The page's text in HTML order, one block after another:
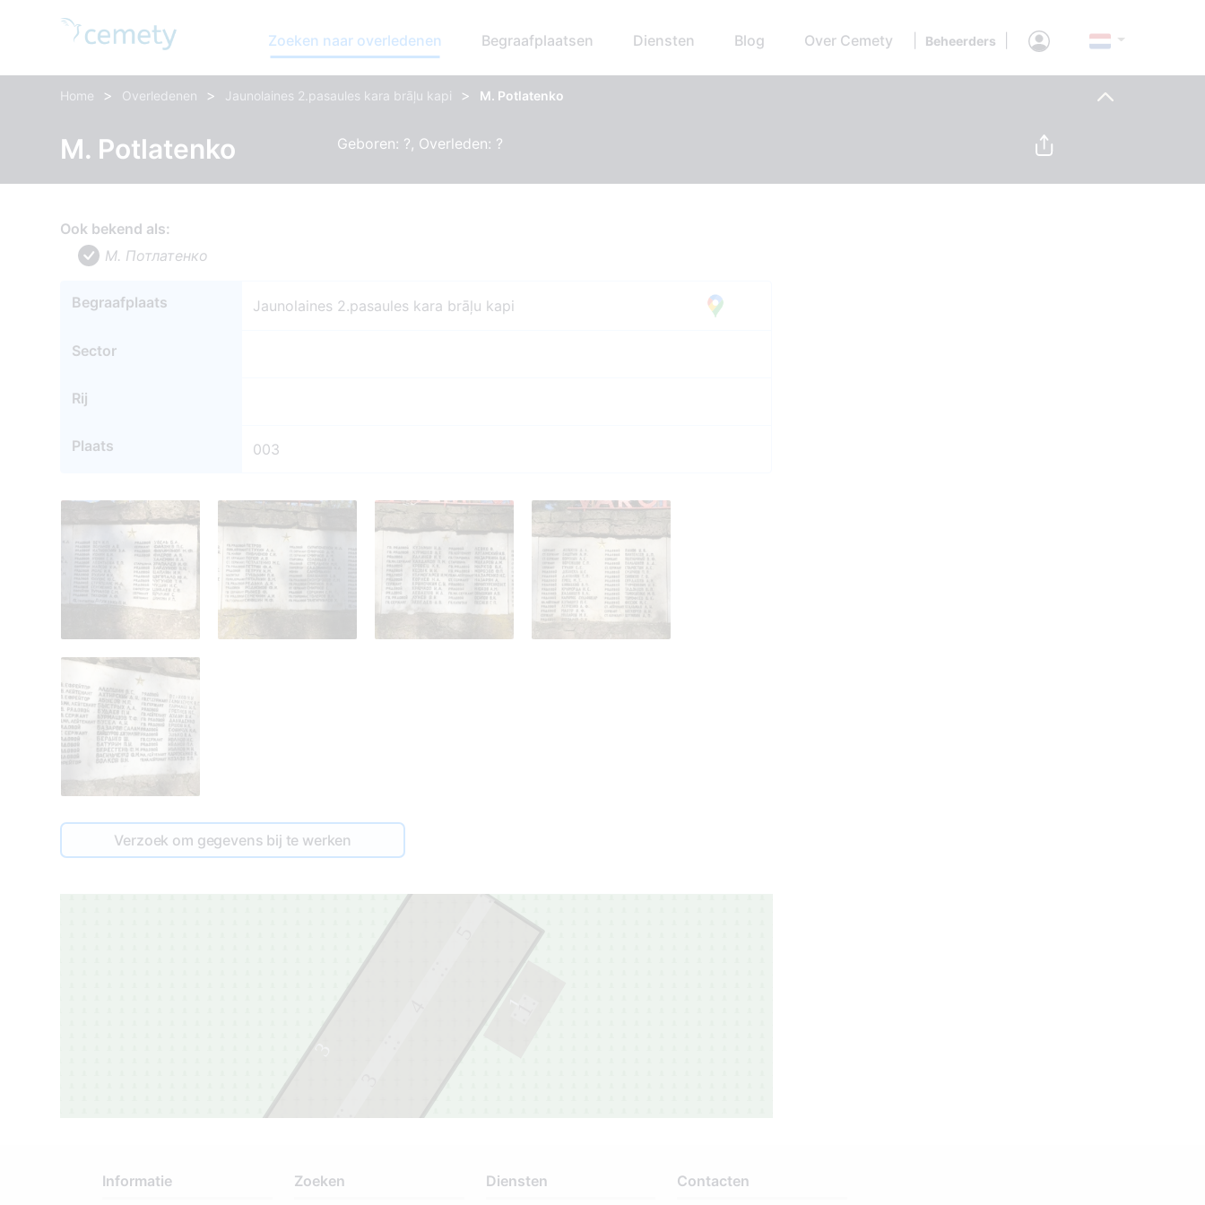
Zoeken naar overledenen Begraafplaatsen Diensten Blog Over Cemety Beheerders
Home > Overledenen > Jaunolaines 2.pasaules kara brāļu kapi > M. Potlatenko
M. Potlatenko Geboren: ?, Overleden: ?
Ook bekend als:
M. Потлатенко
Begraafplaats Jaunolaines 2.pasaules kara brāļu kapi
Sector
Rij
Plaats 003
Verzoek om gegevens bij te werken
3
Informatie Zoeken Diensten Contacten